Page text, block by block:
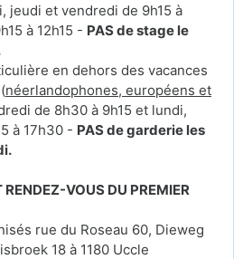
jeudi et vendredi de 9h15 à
à 12h15 - PAS de stage le
en dehors des vacances
néerlandophones, européens et
de 8h30 à 9h15 et lundi,
à 17h30 - PAS de garderie les
RENDEZ-VOUS DU PREMIER
rue du Roseau 60, Dieweg
18 à 1180 Uccle